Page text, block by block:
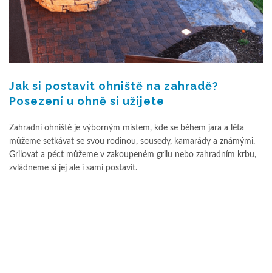
Jak si postavit ohniště na zahradě?
Posezení u ohně si užijete
Zahradní ohniště je výborným místem, kde se během jara a léta
můžeme setkávat se svou rodinou, sousedy, kamarády a známými.
Grilovat a péct můžeme v zakoupeném grilu nebo zahradním krbu,
zvládneme si jej ale i sami postavit.